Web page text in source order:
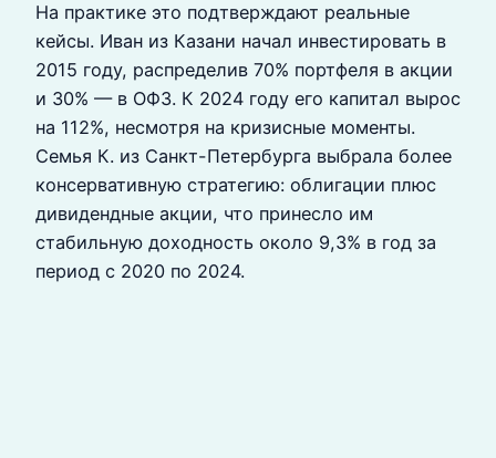
На практике это подтверждают реальные
кейсы. Иван из Казани начал инвестировать в
2015 году, распределив 70% портфеля в акции
и 30% — в ОФЗ. К 2024 году его капитал вырос
на 112%, несмотря на кризисные моменты.
Семья К. из Санкт-Петербурга выбрала более
консервативную стратегию: облигации плюс
дивидендные акции, что принесло им
стабильную доходность около 9,3% в год за
период с 2020 по 2024.